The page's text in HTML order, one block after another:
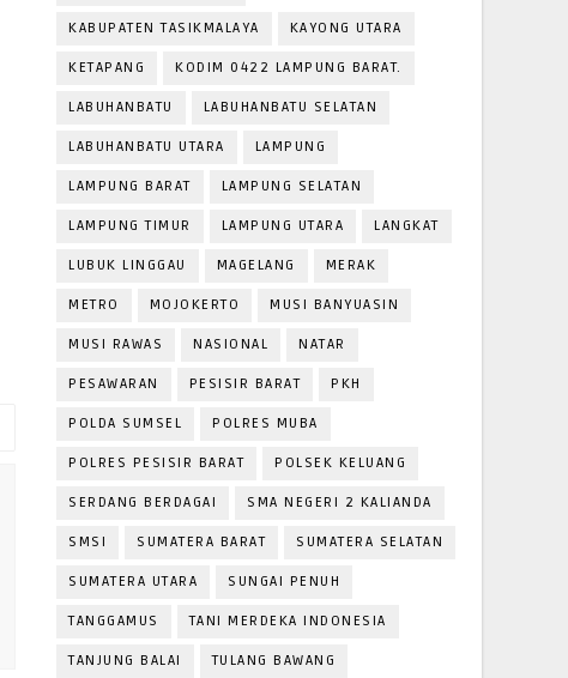
KABUPATEN TASIKMALAYA KAYONG UTARA
KETAPANG KODIM 0422 LAMPUNG BARAT.
LABUHANBATU LABUHANBATU SELATAN
LABUHANBATU UTARA LAMPUNG
LAMPUNG BARAT LAMPUNG SELATAN
LAMPUNG TIMUR LAMPUNG UTARA LANGKAT
LUBUK LINGGAU MAGELANG MERAK
METRO MOJOKERTO MUSI BANYUASIN
MUSI RAWAS NASIONAL NATAR
PESAWARAN PESISIR BARAT PKH
POLDA SUMSEL POLRES MUBA
POLRES PESISIR BARAT POLSEK KELUANG
SERDANG BERDAGAI SMA NEGERI 2 KALIANDA
SMSI SUMATERA BARAT SUMATERA SELATAN
SUMATERA UTARA SUNGAI PENUH
TANGGAMUS TANI MERDEKA INDONESIA
TANJUNG BALAI TULANG BAWANG